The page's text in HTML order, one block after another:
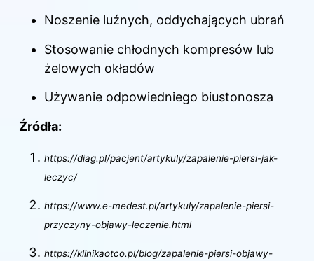
Noszenie luźnych, oddychających ubrań
Stosowanie chłodnych kompresów lub
żelowych okładów
Używanie odpowiedniego biustonosza
Źródła:
https://diag.pl/pacjent/artykuly/zapalenie-piersi-jak-
leczyc/
https://www.e-medest.pl/artykuly/zapalenie-piersi-
przyczyny-objawy-leczenie.html
https://klinikaotco.pl/blog/zapalenie-piersi-objawy-